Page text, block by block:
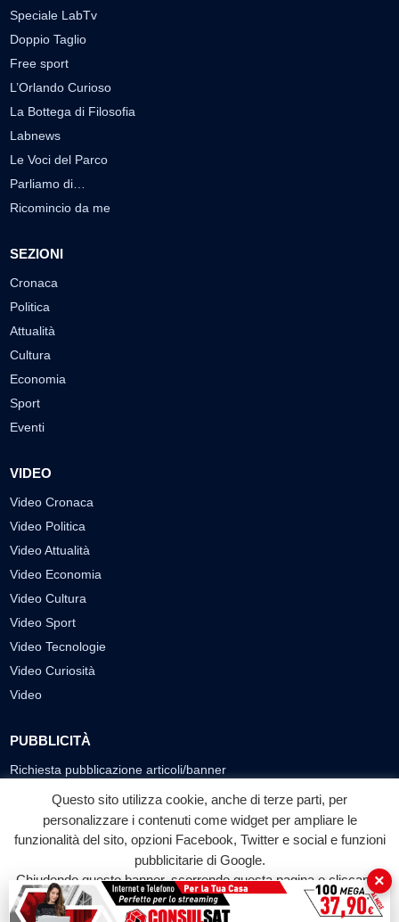
Speciale LabTv
Doppio Taglio
Free sport
L’Orlando Curioso
La Bottega di Filosofia
Labnews
Le Voci del Parco
Parliamo di…
Ricomincio da me
SEZIONI
Cronaca
Politica
Attualità
Cultura
Economia
Sport
Eventi
VIDEO
Video Cronaca
Video Politica
Video Attualità
Video Economia
Video Cultura
Video Sport
Video Tecnologie
Video Curiosità
Video
PUBBLICITÀ
Richiesta pubblicazione articoli/banner
SEGUICI SUI SOCIAL
f
Facebook
◎ ▶
YouTube
Questo sito utilizza cookie, anche di terze parti, per
personalizzare i contenuti come widget per ampliare le
funzionalità del sito, opzioni Facebook, Twitter e social e funzioni
pubblicitarie di Google.
Chiudendo questo banner, scorrendo questa pagina o cliccando
su qualunque suo elemento acconsenti all'uso dei cookie.
×